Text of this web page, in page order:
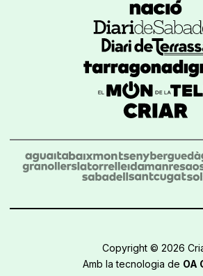
Copyright © 2026
Amb la tecnologia de OA